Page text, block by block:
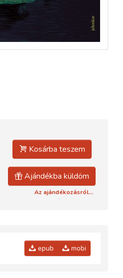
Kosárba teszem
Ajándékba küldöm
Az ajándékozásról...
epub mobi